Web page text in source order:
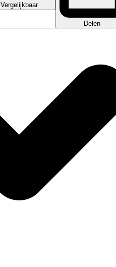
Vergelijkbaar
Delen